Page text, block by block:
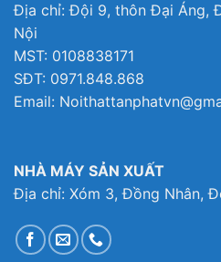
Địa chỉ: Đội 9, thôn Đại Áng,
Nội
MST: 0108838171
SĐT: 0971.848.868
Email:
NHÀ MÁY SẢN XUẤT
Địa chỉ: Xóm 3, Đồng Nhân,